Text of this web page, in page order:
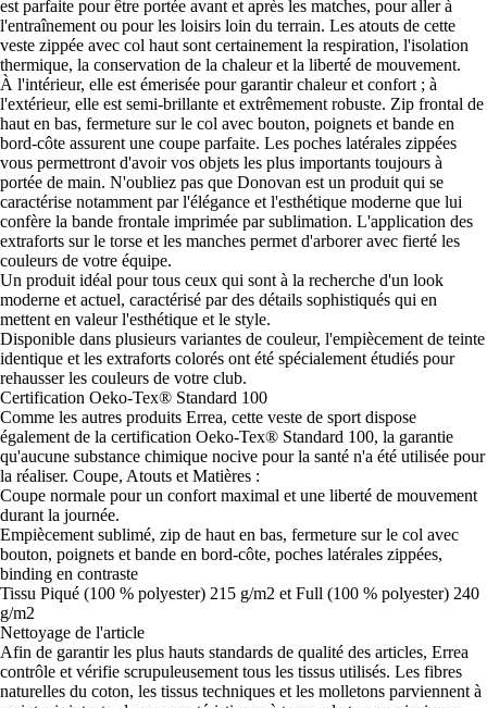
est parfaite pour être portée avant et après les matches, pour aller à
l'entraînement ou pour les loisirs loin du terrain. Les atouts de cette
veste zippée avec col haut sont certainement la respiration, l'isolation
thermique, la conservation de la chaleur et la liberté de mouvement.
À l'intérieur, elle est émerisée pour garantir chaleur et confort ; à
l'extérieur, elle est semi-brillante et extrêmement robuste. Zip frontal de
haut en bas, fermeture sur le col avec bouton, poignets et bande en
bord-côte assurent une coupe parfaite. Les poches latérales zippées
vous permettront d'avoir vos objets les plus importants toujours à
portée de main. N'oubliez pas que Donovan est un produit qui se
caractérise notamment par l'élégance et l'esthétique moderne que lui
confère la bande frontale imprimée par sublimation. L'application des
extraforts sur le torse et les manches permet d'arborer avec fierté les
couleurs de votre équipe.
Un produit idéal pour tous ceux qui sont à la recherche d'un look
moderne et actuel, caractérisé par des détails sophistiqués qui en
mettent en valeur l'esthétique et le style.
Disponible dans plusieurs variantes de couleur, l'empiècement de teinte
identique et les extraforts colorés ont été spécialement étudiés pour
rehausser les couleurs de votre club.
Certification Oeko-Tex® Standard 100
Comme les autres produits Errea, cette veste de sport dispose
également de la certification Oeko-Tex® Standard 100, la garantie
qu'aucune substance chimique nocive pour la santé n'a été utilisée pour
la réaliser. Coupe, Atouts et Matières :
Coupe normale pour un confort maximal et une liberté de mouvement
durant la journée.
Empiècement sublimé, zip de haut en bas, fermeture sur le col avec
bouton, poignets et bande en bord-côte, poches latérales zippées,
binding en contraste
Tissu Piqué (100 % polyester) 215 g/m2 et Full (100 % polyester) 240
g/m2
Nettoyage de l'article
Afin de garantir les plus hauts standards de qualité des articles, Errea
contrôle et vérifie scrupuleusement tous les tissus utilisés. Les fibres
naturelles du coton, les tissus techniques et les molletons parviennent à